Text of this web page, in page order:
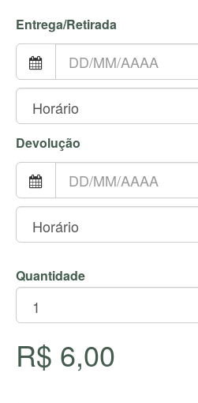
Entrega/Retirada
Devolução
Quantidade
R$ 6,00